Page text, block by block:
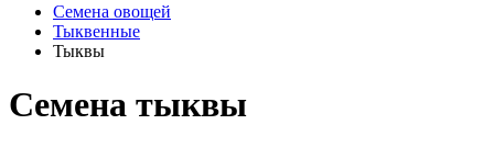
Семена овощей
Тыквенные
Тыквы
Семена тыквы